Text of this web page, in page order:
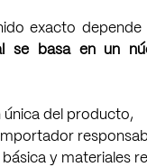
exacto depende
se basa en un
única del producto,
y materiales